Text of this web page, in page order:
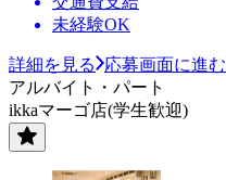
未経験OK
詳細を見る
応募画面に進む
アルバイト・パート
ikkaマーゴ店(学生歓迎)